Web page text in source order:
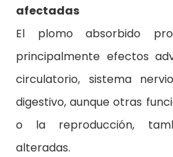
afectadas
El plomo absorbido
principalmente efectos
circulatorio, sistema
digestivo, aunque otras
o la reproducción,
alteradas.